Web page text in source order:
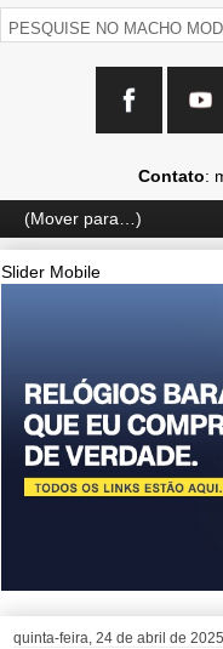
Contato:
Slider Mobile
quinta-feira, 24 de abril de 2025